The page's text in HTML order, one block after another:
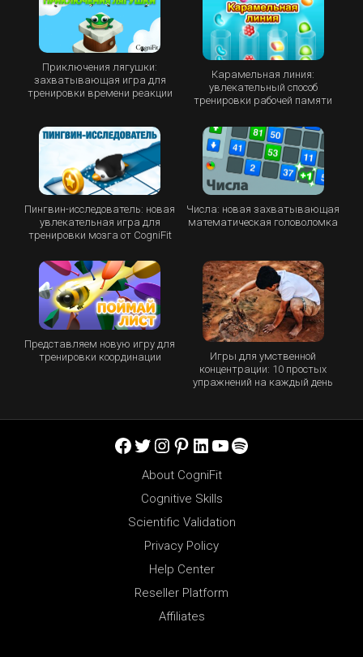
Приключения лягушки:
захватывающая игра для
тренировки времени реакции
Карамельная линия:
увлекательный способ
тренировки рабочей памяти
Пингвин-исследователь: новая
увлекательная игра для
тренировки мозга от CogniFit
Числа: новая захватывающая
математическая головоломка
Представляем новую игру для
тренировки координации
Игры для умственной
концентрации: 10 простых
упражнений на каждый день
Facebook
Twitter
Instagram
Pinterest
LinkedIn
YouTube
Spotify
About CogniFit
Cognitive Skills
Scientific Validation
Privacy Policy
Help Center
Reseller Platform
Affiliates